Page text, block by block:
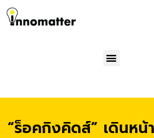
Menu
“ร็อคกิงคิดส์” เดินหน้